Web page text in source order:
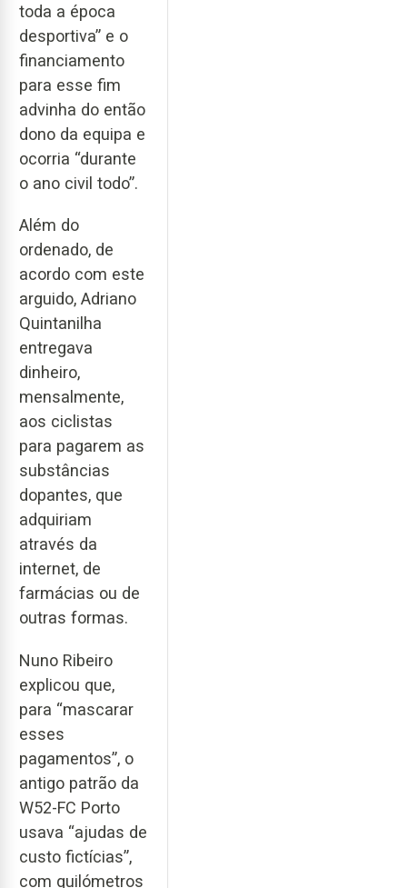
toda a época
desportiva” e o
financiamento
para esse fim
advinha do então
dono da equipa e
ocorria “durante
o ano civil todo”.
Além do
ordenado, de
acordo com este
arguido, Adriano
Quintanilha
entregava
dinheiro,
mensalmente,
aos ciclistas
para pagarem as
substâncias
dopantes, que
adquiriam
através da
internet, de
farmácias ou de
outras formas.
Nuno Ribeiro
explicou que,
para “mascarar
esses
pagamentos”, o
antigo patrão da
W52-FC Porto
usava “ajudas de
custo fictícias”,
com quilómetros